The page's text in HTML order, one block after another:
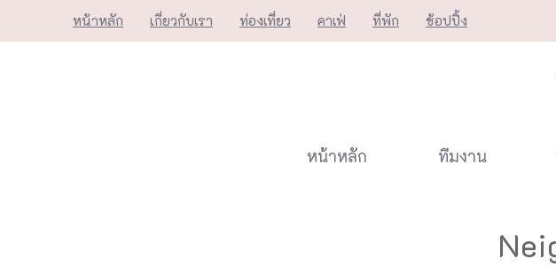
to
หน้าหลัก เกี่ยวกับเรา ท่องเที่ยว คาเฟ่ ที่พัก ช้อปปิ้ง
หน้าหลัก ทีมงาน